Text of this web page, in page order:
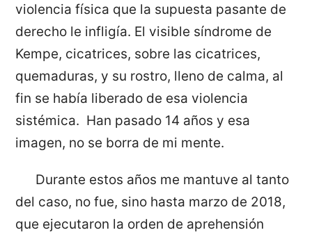
violencia física que la supuesta pasante de
derecho le infligía. El visible síndrome de
Kempe, cicatrices, sobre las cicatrices,
quemaduras, y su rostro, lleno de calma, al
fin se había liberado de esa violencia
sistémica. Han pasado 14 años y esa
imagen, no se borra de mi mente.
Durante estos años me mantuve al tanto
del caso, no fue, sino hasta marzo de 2018,
que ejecutaron la orden de aprehensión